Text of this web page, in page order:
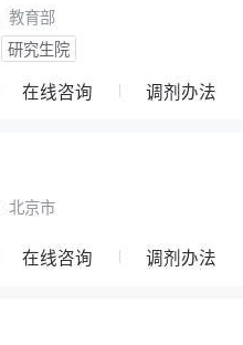
教育部
研究生院
在线咨询 调剂办法
北京市
在线咨询 调剂办法